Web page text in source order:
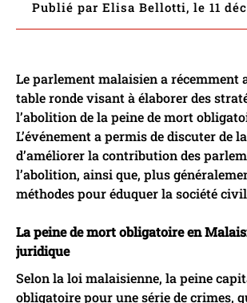
Publié par Elisa Bellotti, le 11
Le parlement malaisien a récemment
table ronde visant à élaborer des
l’abolition de la peine de mort
L’événement a permis de discuter de
d’améliorer la contribution des
l’abolition, ainsi que, plus
méthodes pour éduquer la société
La peine de mort obligatoire en
juridique
Selon la loi malaisienne, la peine
obligatoire pour une série de crimes,